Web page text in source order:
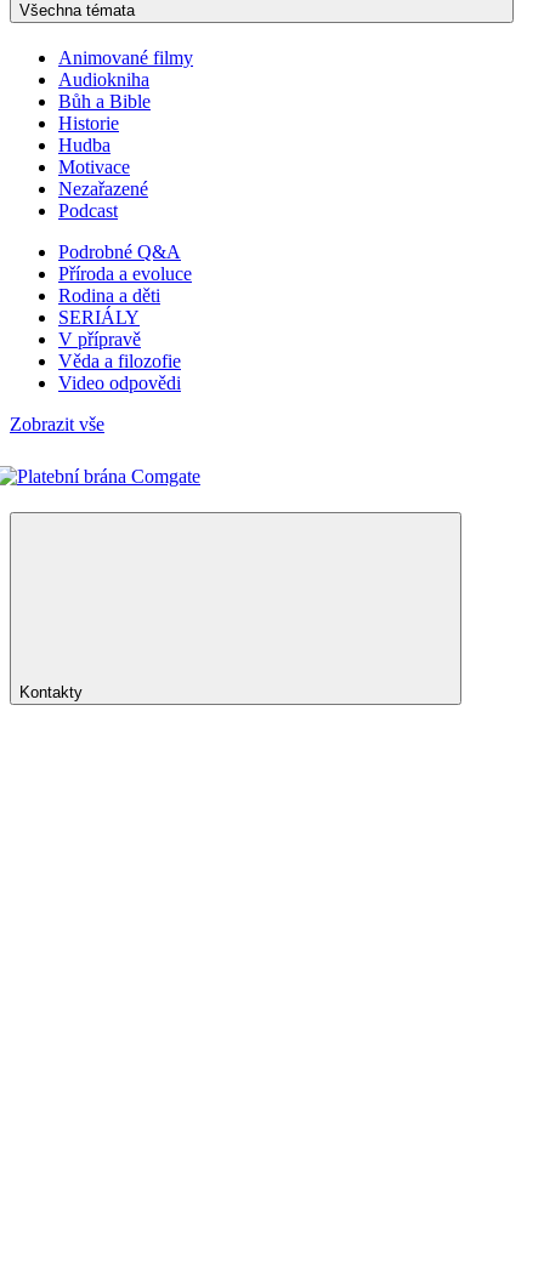
Všechna témata
Animované filmy
Audiokniha
Bůh a Bible
Historie
Hudba
Motivace
Nezařazené
Podcast
Podrobné Q&A
Příroda a evoluce
Rodina a děti
SERIÁLY
V přípravě
Věda a filozofie
Video odpovědi
Zobrazit vše
Kontakty